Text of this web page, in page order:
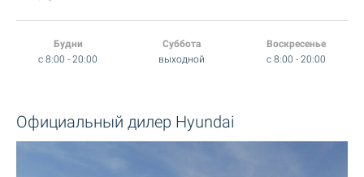
Будни
c 8:00 - 20:00
Суббота
выходной
Воскресенье
c 8:00 - 20:00
Официальный дилер Hyundai